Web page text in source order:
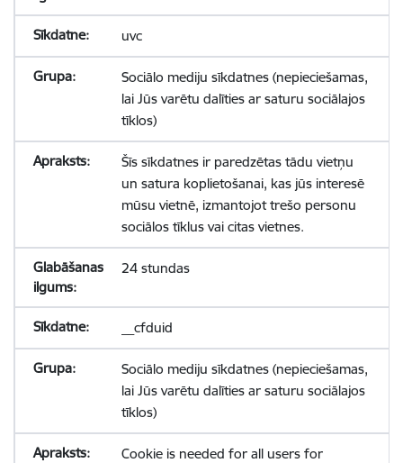
uvc
Sociālo mediju sīkdatnes (nepieciešamas,
lai Jūs varētu dalīties ar saturu sociālajos
tīklos)
Šīs sīkdatnes ir paredzētas tādu vietņu
un satura koplietošanai, kas jūs interesē
mūsu vietnē, izmantojot trešo personu
sociālos tīklus vai citas vietnes.
24 stundas
__cfduid
Sociālo mediju sīkdatnes (nepieciešamas,
lai Jūs varētu dalīties ar saturu sociālajos
tīklos)
Cookie is needed for all users for